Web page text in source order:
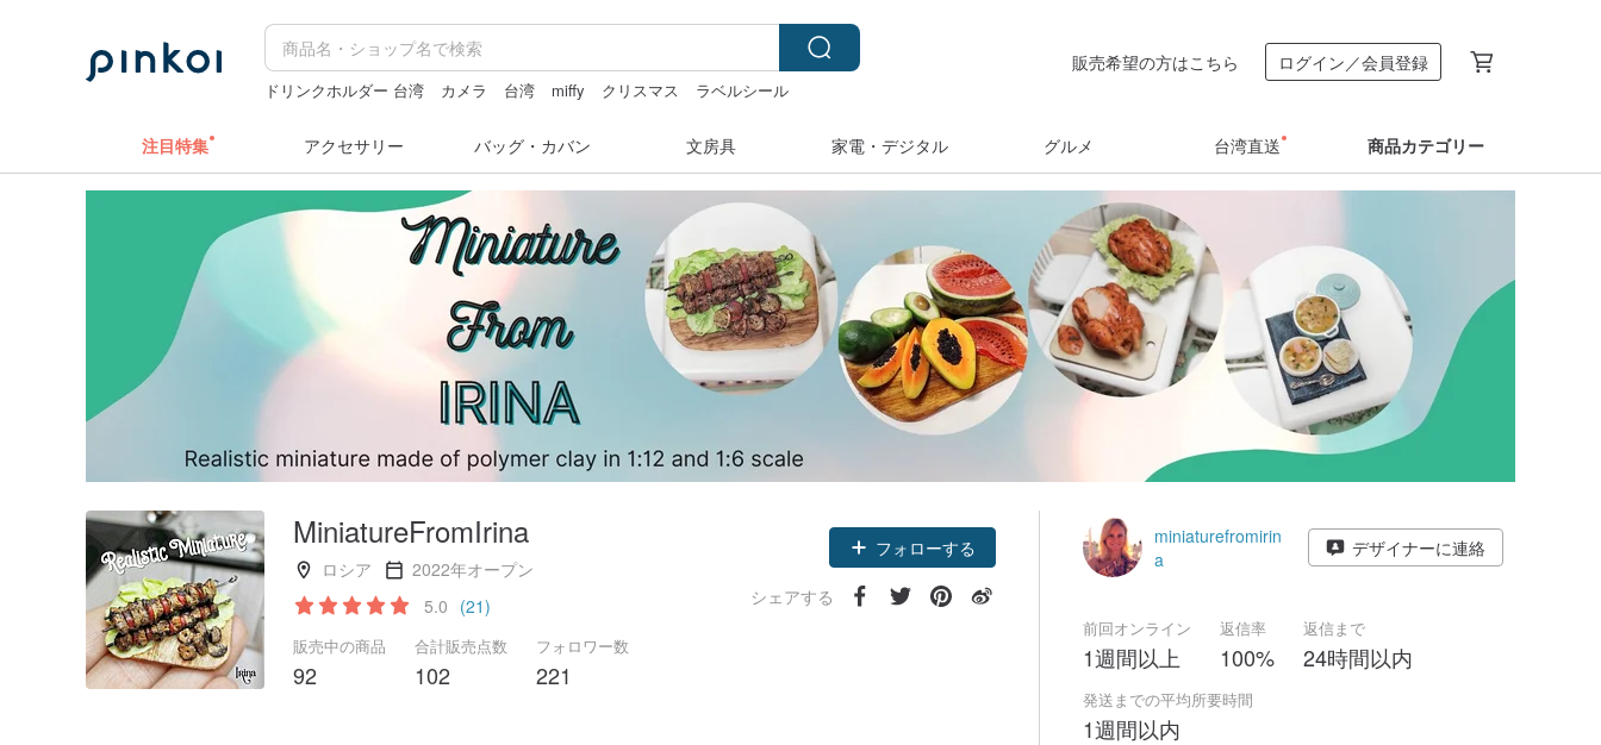
ドリンクホルダー 台湾 カメラ 台湾 miffy クリスマス
ラベルシール
販売希望の方はこちら ログイン／会員登録
注目特集 アクセサリー バッグ・カバン 文房具 家電・デジタル グルメ 台湾直送 商品カテゴリー
MiniatureFromIrina
ロシア
2022年オープン
5.0 (21)
販売中の商品
92
合計販売点数
102
フォロワー数
221
フォローする
シェアする
miniaturefromirin
a
デザイナーに連絡
前回オンライン
1週間以上
返信率
100%
返信まで
24時間以内
発送までの平均所要時間
1週間以内